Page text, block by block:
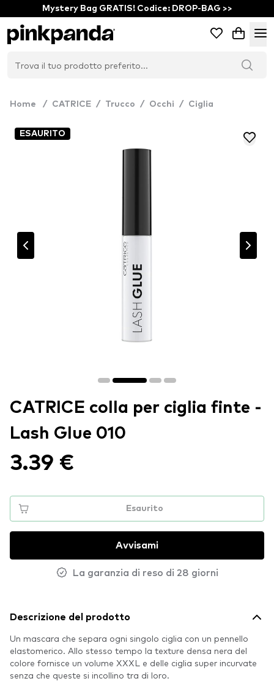
Mystery Bag GRATIS! Codice: DROP-BAG >>
Home / CATRICE / Trucco / Occhi / Ciglia
ESAURITO
CATRICE colla per ciglia finte -
Lash Glue 010
3.39 €
Esaurito
Avvisami
La garanzia di reso di 28 giorni
Descrizione del prodotto
Un mascara che separa ogni singolo ciglia con un pennello
elastomerico. Allo stesso tempo la texture densa nera del
colore fornisce un volume XXXL e delle ciglia super incurvate
senza che queste si incollino tra di loro.